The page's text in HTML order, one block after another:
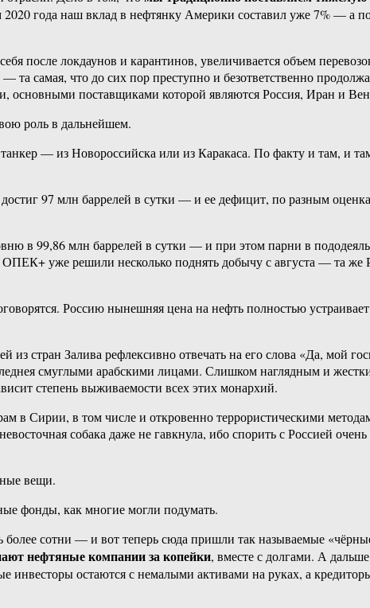
года наш вклад в нефтянку Америки составил уже 7% — а
после локдаунов и карантинов, увеличивается объем
самая, что до сих пор преступно и безответственно
основными поставщиками которой являются Россия, Иран и
роль в дальнейшем.
— из Новороссийска или из Каракаса. По факту и там, и
97 млн баррелей в сутки — и ее дефицит, по разным
в 99,86 млн баррелей в сутки — и при этом парни в
уже решили несколько поднять добычу с августа — та же
Россию нынешняя цена на нефть полностью
из стран Залива рефлексивно отвечать на его слова «Да, мой
смуглыми арабскими лицами. Слишком наглядным и
степень выживаемости всех этих монархий.
в Сирии, в том числе и откровенно террористическими
собака даже не гавкнула, ибо спорить с Россией
вещи.
фонды, как многие могли подумать.
сотни — и вот теперь сюда пришли так называемые
нефтяные компании за копейки, вместе с долгами. А
остаются с немалыми активами на руках, а